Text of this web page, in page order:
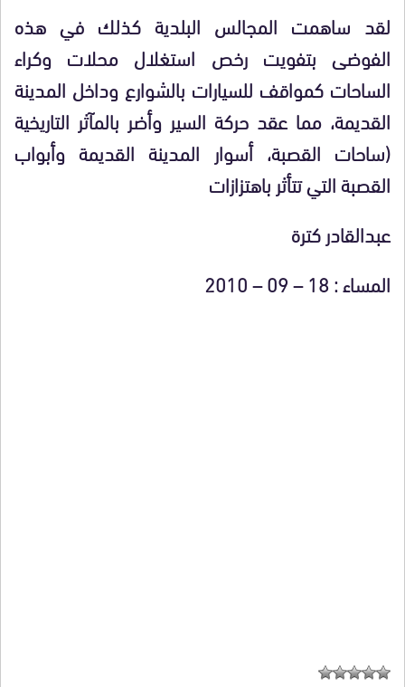
لقد ساهمت المجالس البلدية كذلك في هذه
الفوضى بتفويت رخص استغلال محلات وكراء
الساحات كمواقف للسيارات بالشوارع وداخل المدينة
القديمة، مما عقد حركة السير وأضر بالمآثر التاريخية
(ساحات القصبة، أسوار المدينة القديمة وأبواب
القصبة التي تتأثر باهتزازات
عبدالقادر كترة
المساء : 18 – 09 – 2010